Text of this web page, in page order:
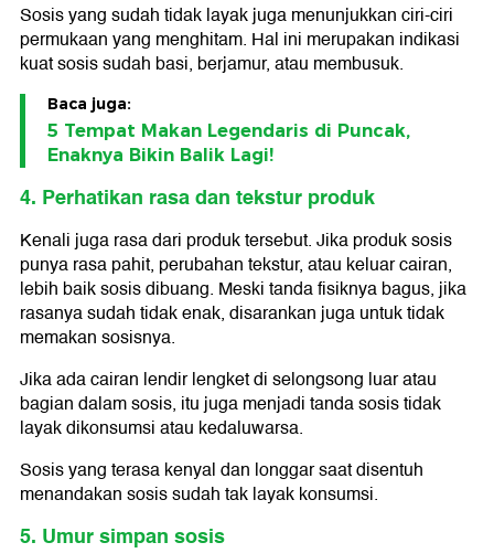
Sosis yang sudah tidak layak juga menunjukkan ciri-ciri
permukaan yang menghitam. Hal ini merupakan indikasi
kuat sosis sudah basi, berjamur, atau membusuk.
Baca juga:
5 Tempat Makan Legendaris di Puncak,
Enaknya Bikin Balik Lagi!
4. Perhatikan rasa dan tekstur produk
Kenali juga rasa dari produk tersebut. Jika produk sosis
punya rasa pahit, perubahan tekstur, atau keluar cairan,
lebih baik sosis dibuang. Meski tanda fisiknya bagus, jika
rasanya sudah tidak enak, disarankan juga untuk tidak
memakan sosisnya.
Jika ada cairan lendir lengket di selongsong luar atau
bagian dalam sosis, itu juga menjadi tanda sosis tidak
layak dikonsumsi atau kedaluwarsa.
Sosis yang terasa kenyal dan longgar saat disentuh
menandakan sosis sudah tak layak konsumsi.
5. Umur simpan sosis